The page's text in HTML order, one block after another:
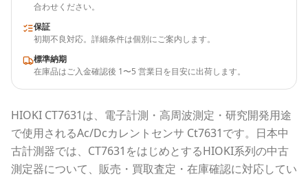
合わせください。
保証
初期不良対応。詳細条件は個別にご案内します。
標準納期
在庫品はご入金確認後 1〜5 営業日を目安に出荷します。
HIOKI CT7631は、電子計測・高周波測定・研究開発用途
で使用されるAc/Dcカレントセンサ Ct7631です。 日本中
古計測器では、 CT7631 をはじめとするHIOKI系列の中古
測定器について、販売・買取査定・在庫確認に対応してい